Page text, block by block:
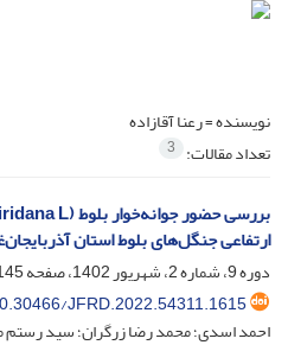
نویسنده =رعنا آقازاده
تعداد مقالات: 3
ارتفاعی جنگل‌های بلوط استان
دوره 9، شماره 2، شهریور 1402، صفحه
159
JFRD.2022.54311.1615
احمد اسدی؛ محمد رضا زرگران؛ سید رستم